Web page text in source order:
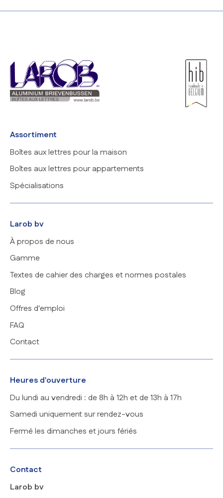
Larob bv
À propos de nous
Gamme
Textes de cahier des charges et normes postales
Blog
Offres d'emploi
FAQ
Contact
Assortiment
Boîtes aux lettres pour la maison
Boîtes aux lettres pour appartements
Spécialisations
Heures d'ouverture
Du lundi au vendredi : de 8h à 12h et de 13h à 17h
Samedi uniquement sur rendez-vous
Fermé les dimanches et jours fériés
Contact
Larob bv